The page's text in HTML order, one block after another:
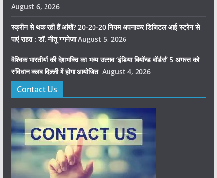
August 6, 2026
स्क्रीन से थक रही हैं आंखें? 20-20-20 नियम अपनाकर डिजिटल आई स्ट्रेन से
पाएं राहत : डॉ. नीतू गगनेजा August 5, 2026
वैश्विक भारतीयों की देशभक्ति का भव्य उत्सव ‘इंडिया बियॉन्ड बॉर्डर्स’ 5 अगस्त को
संविधान क्लब दिल्ली में होगा आयोजित August 4, 2026
Contact Us